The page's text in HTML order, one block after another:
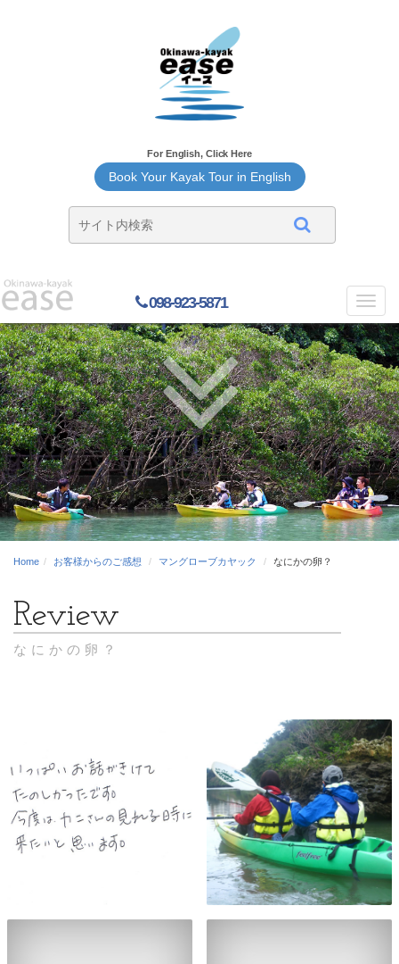
For English, Click Here
Book Your Kayak Tour in English
098-923-5871
Home お客様からのご感想 マングローブカヤック なにかの卵？
なにかの卵？